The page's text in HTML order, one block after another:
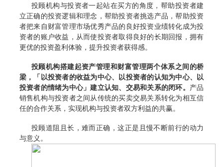
投顾机构与投资者一起站在买方的角度，帮助投资者建
立正确的投资逻辑和理念，帮助投资者挑选产品，帮助投资
者把来自财富管理市场优秀产品的良好投资业绩转化成为投
资者的账户收益，从而使投资者取得良好的长期回报，拥有
更优的投资盈利体验，提升投资者获得感。
投顾机构搭建起资产管理和财富管理两个体系之间的桥
梁，「以投资者的收益为中心、以投资者的认知为中心、以
投资者的情绪为中心」建立认知、交易和关系的闭环。 产品
销售机构与投资者之间从传统的买卖交易关系转化为相互信
任的合作关系，实现机构与投资者双方利益的共赢。
投顾道阻且长，难而正确，这正是且慢不断前行的动力
与意义。